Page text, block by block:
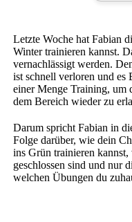
Letzte Woche hat Fabian
Winter trainieren kannst.
vernachlässigt werden.
ist schnell verloren und es
einer Menge Training, um
dem Bereich wieder zu
Darum spricht Fabian in
Folge darüber, wie dein
ins Grün trainieren
geschlossen sind und nur
welchen Übungen du